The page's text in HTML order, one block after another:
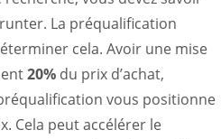
La préqualification
cela. Avoir une mise
20% du prix d’achat,
vous positionne
Cela peut accélérer le